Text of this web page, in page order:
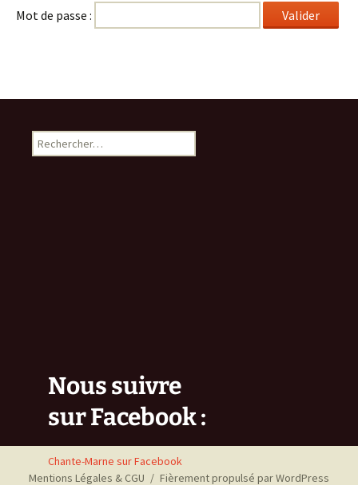
Mot de passe :
Rechercher :
Nous suivre
sur Facebook :
Chante-Marne sur Facebook
Mentions Légales & CGU
Fièrement propulsé par WordPress